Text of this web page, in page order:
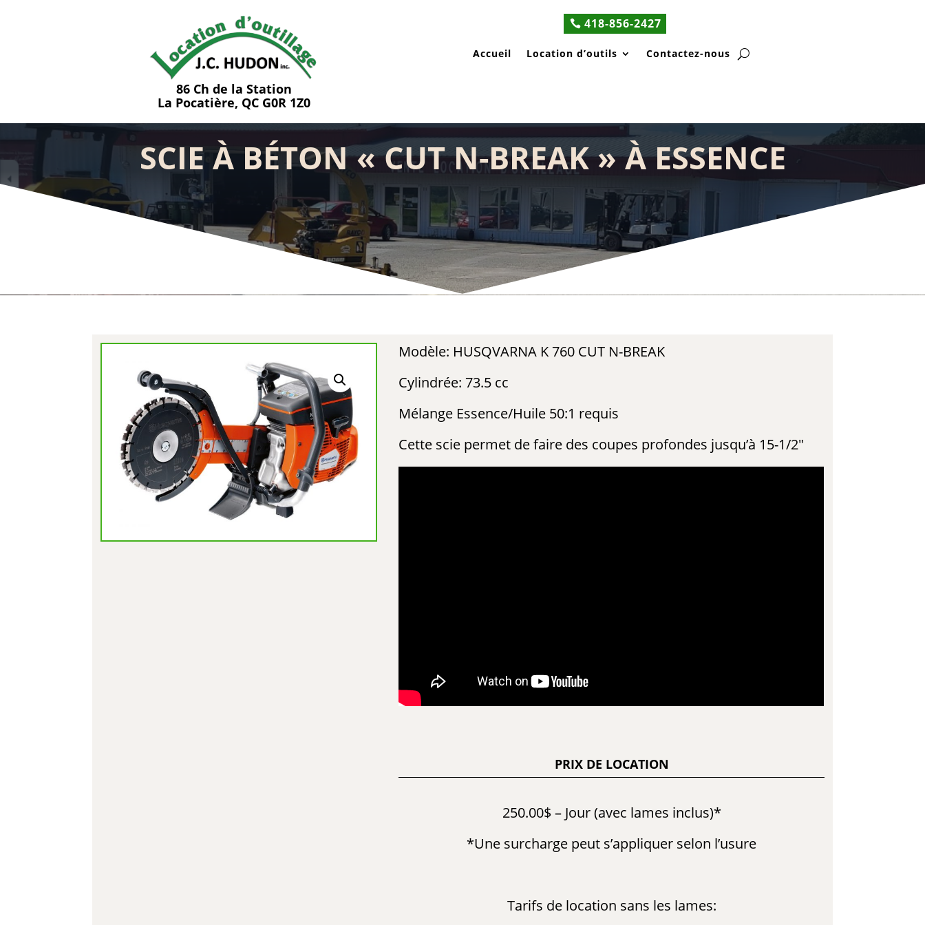
86 Ch de la Station
La Pocatière, QC G0R 1Z0
418-856-2427
Accueil Location d’outils Contactez-nous
SCIE À BÉTON « CUT N-BREAK » À ESSENCE
Modèle: HUSQVARNA K 760 CUT N-BREAK
Cylindrée: 73.5 cc
Mélange Essence/Huile 50:1 requis
Cette scie permet de faire des coupes profondes jusqu’à 15-1/2″
PRIX DE LOCATION
250.00$ – Jour (avec lames inclus)*
*Une surcharge peut s’appliquer selon l’usure
Tarifs de location sans les lames: